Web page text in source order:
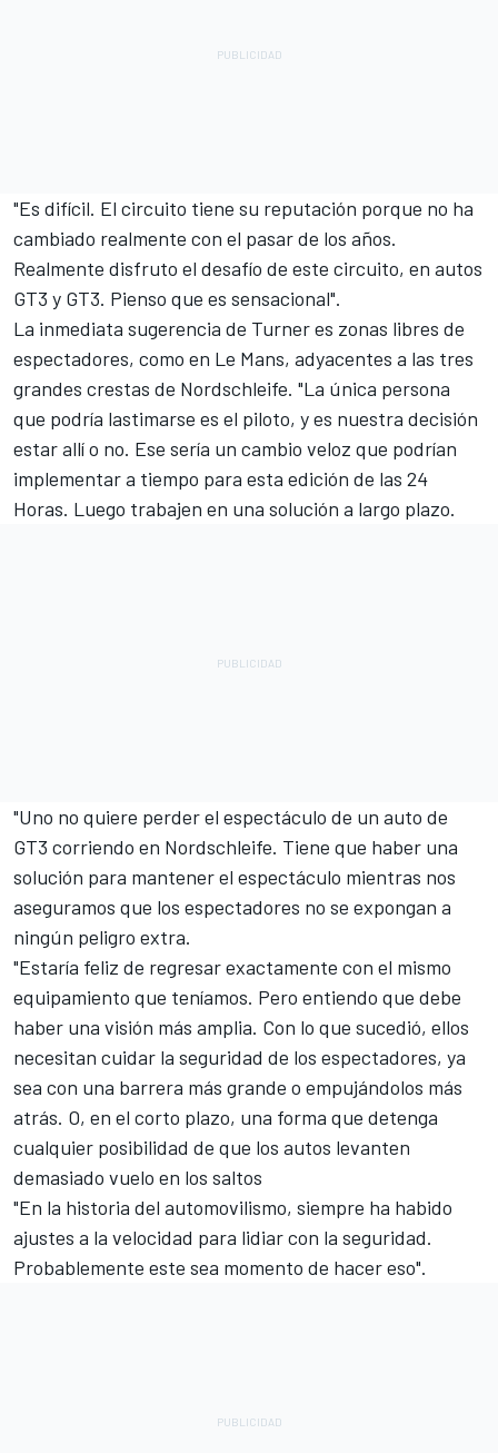
"Es difícil. El circuito tiene su reputación porque no ha
cambiado realmente con el pasar de los años.
Realmente disfruto el desafío de este circuito, en autos
GT3 y GT3. Pienso que es sensacional".
La inmediata sugerencia de Turner es zonas libres de
espectadores, como en Le Mans, adyacentes a las tres
grandes crestas de Nordschleife. "La única persona
que podría lastimarse es el piloto, y es nuestra decisión
estar allí o no. Ese sería un cambio veloz que podrían
implementar a tiempo para esta edición de las 24
Horas. Luego trabajen en una solución a largo plazo.
"Uno no quiere perder el espectáculo de un auto de
GT3 corriendo en Nordschleife. Tiene que haber una
solución para mantener el espectáculo mientras nos
aseguramos que los espectadores no se expongan a
ningún peligro extra.
"Estaría feliz de regresar exactamente con el mismo
equipamiento que teníamos. Pero entiendo que debe
haber una visión más amplia. Con lo que sucedió, ellos
necesitan cuidar la seguridad de los espectadores, ya
sea con una barrera más grande o empujándolos más
atrás. O, en el corto plazo, una forma que detenga
cualquier posibilidad de que los autos levanten
demasiado vuelo en los saltos
"En la historia del automovilismo, siempre ha habido
ajustes a la velocidad para lidiar con la seguridad.
Probablemente este sea momento de hacer eso".